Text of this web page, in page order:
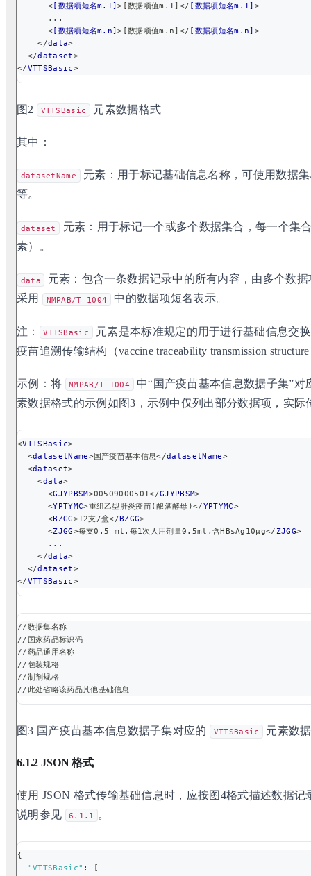
< [数据项短名m.1]> [数据项值m.1] </ [数据项短名m.1] >
      ...
< [数据项短名m.n]> [数据项值m.n] </ [数据项短名m.n] >
</data>
</dataset>
</VTTSBasic>
图2 VTTSBasic 元素数据格式
其中：
datasetName
元素：用于标记基础信息名称，可使用数据
等。
dataset
元素：用于标记一个或多个数据集合，每一个集
素）。
data
元素：包含一条数据记录中的所有内容，由多个数
采用
NMPAB/T 1004 中的数据项短名表示。
注： VTTSBasic
元素是本标准规定的用于进行基础信息交
疫苗追溯传输结构（vaccine traceability transmission
示例：将 NMPAB/T 1004
中“国产疫苗基本信息数据子集”
素数据格式的示例如图3，示例中仅列出部分数据项，实
<VTTSBasic>
<datasetName>国产疫苗基本信息</datasetName>
<dataset>
<data>
<GJYPBSM>00509000501</GJYPBSM>
<YPTYMC>重组乙型肝炎疫苗(酿酒酵母)</YPTYMC>
<BZGG>12支/盒</BZGG>
<ZJGG>每支0.5 ml.每1次人用剂量0.5ml,含HBsAg10μg</ZJGG>
      ...
</data>
</dataset>
</VTTSBasic>
//数据集名称
//国家药品标识码
//药品通用名称
//包装规格
//制剂规格
//此处省略该药品其他基础信息
图3 国产疫苗基本信息数据子集对应的 VTTSBasic 元素数
6.1.2 JSON 格式
使用 JSON 格式传输基础信息时，应按图4格式描述数据
说明参见
6.1.1 。
{
"VTTSBasic" :
[